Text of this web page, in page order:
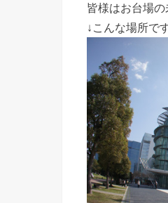
皆様はお台場の
↓こんな場所です